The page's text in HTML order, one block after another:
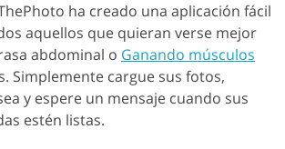
ha creado una aplicación fácil
aquellos que quieran verse mejor
abdominal o Ganando músculos
Simplemente cargue sus fotos,
y espere un mensaje cuando sus
estén listas.